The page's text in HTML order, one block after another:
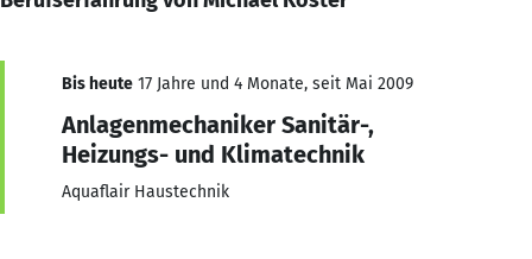
Bis heute 17 Jahre und 4 Monate, seit Mai 2009
Anlagenmechaniker Sanitär-,
Heizungs- und Klimatechnik
Aquaflair Haustechnik